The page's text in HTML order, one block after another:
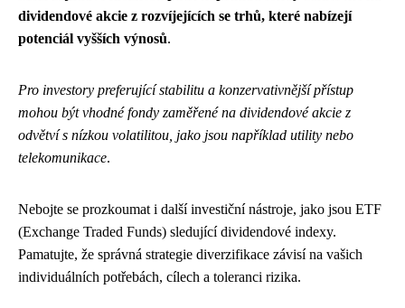
dividendové akcie z rozvíjejících se trhů, které nabízejí
potenciál vyšších výnosů.
Pro investory preferující stabilitu a konzervativnější přístup
mohou být vhodné fondy zaměřené na dividendové akcie z
odvětví s nízkou volatilitou, jako jsou například utility nebo
telekomunikace.
Nebojte se prozkoumat i další investiční nástroje, jako jsou ETF
(Exchange Traded Funds) sledující dividendové indexy.
Pamatujte, že správná strategie diverzifikace závisí na vašich
individuálních potřebách, cílech a toleranci rizika.